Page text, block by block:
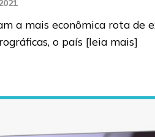
a mais econômica rota de
o país [leia mais]